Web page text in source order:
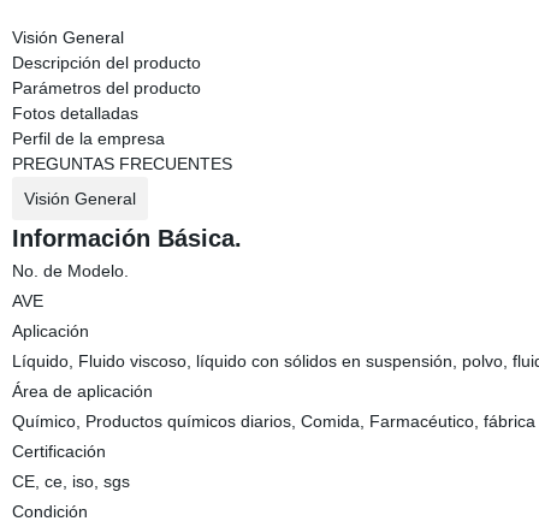
Visión General
Descripción del producto
Parámetros del producto
Fotos detalladas
Perfil de la empresa
PREGUNTAS FRECUENTES
Visión General
Información Básica.
No. de Modelo.
AVE
Aplicación
Líquido, Fluido viscoso, líquido con sólidos en suspensión, polvo,
Área de aplicación
Químico, Productos químicos diarios, Comida, Farmacéutico,
Certificación
CE, ce, iso, sgs
Condición